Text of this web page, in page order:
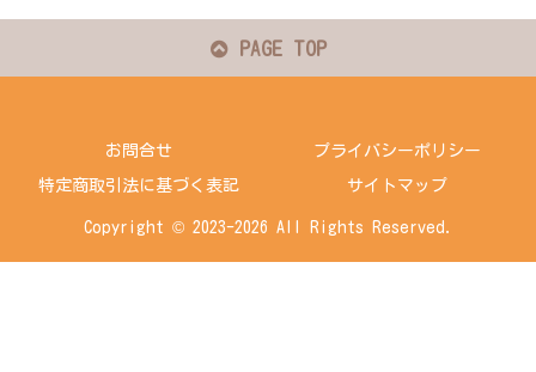
PAGE TOP
お問合せ プライバシーポリシー
特定商取引法に基づく表記 サイトマップ
Copyright © 2023-2026 All Rights Reserved.